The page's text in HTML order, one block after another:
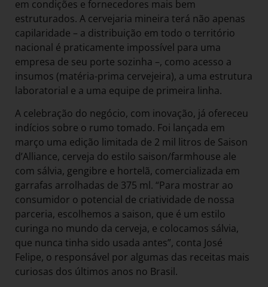
em condições e fornecedores mais bem
estruturados. A cervejaria mineira terá não apenas
capilaridade – a distribuição em todo o território
nacional é praticamente impossível para uma
empresa de seu porte sozinha –, como acesso a
insumos (matéria-prima cervejeira), a uma estrutura
laboratorial e a uma equipe de primeira linha.
A celebração do negócio, com inovação, já ofereceu
indícios sobre o rumo tomado. Foi lançada em
março uma edição limitada de 2 mil litros de Saison
d’Alliance, cerveja do estilo saison/farmhouse ale
com sálvia, gengibre e hortelã, comercializada em
garrafas arrolhadas de 375 ml. “Para mostrar ao
consumidor o potencial de criatividade de nossa
parceria, escolhemos a saison, que é um estilo
curinga no mundo da cerveja, e colocamos sálvia,
que nunca tinha sido usada antes”, conta José
Felipe, o responsável por algumas das receitas mais
curiosas dos últimos anos no Brasil.